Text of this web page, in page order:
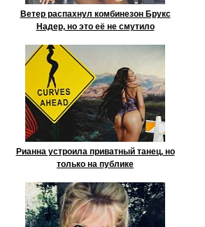
Ветер распахнул комбинезон Брукс
Надер, но это её не смутило
Рианна устроила приватный танец, но
только на публике